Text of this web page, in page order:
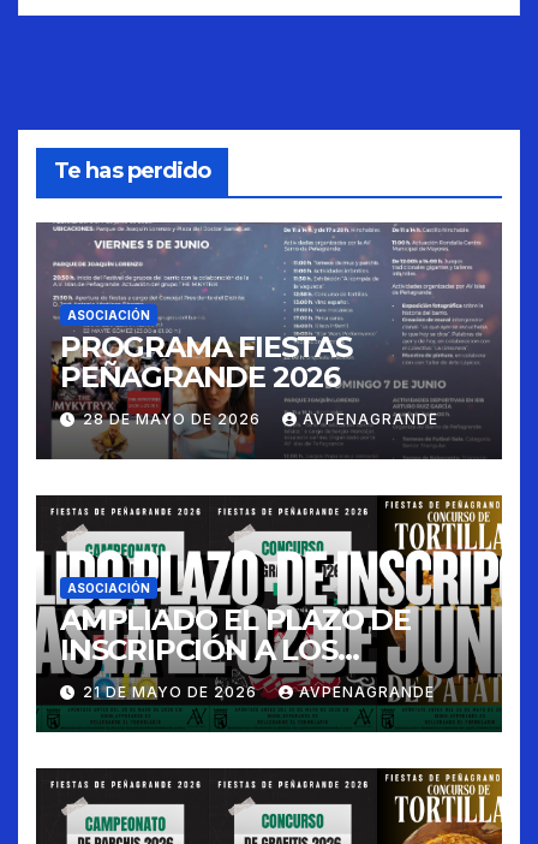
Te has perdido
ASOCIACIÓN
PROGRAMA FIESTAS
PEÑAGRANDE 2026
28 DE MAYO DE 2026 AVPENAGRANDE
ASOCIACIÓN
AMPLIADO EL PLAZO DE
INSCRIPCIÓN A LOS
CONCURSOS FIESTAS 2026
21 DE MAYO DE 2026 AVPENAGRANDE